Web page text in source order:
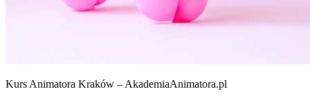
Kurs Animatora Kraków – AkademiaAnimatora.pl